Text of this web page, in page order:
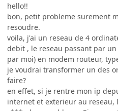
hello!!
bon, petit probleme surement
resoudre.
voila, j'ai un reseau de 4
debit , le reseau passant par
par moi) en modem routeur,
je voudrai transformer un des
faire?
en effet, si je rentre mon ip
internet et exterieur au